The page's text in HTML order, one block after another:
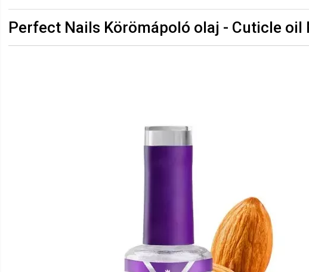
Perfect Nails Körömápoló olaj - Cuticle oil